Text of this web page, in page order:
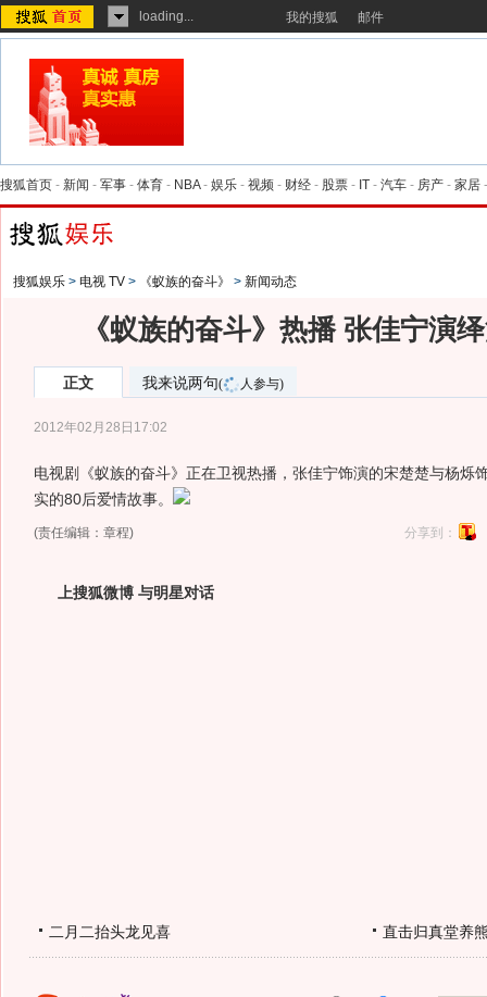
loading... 我的搜狐 邮件
搜狐首页 - 新闻 - 军事 - 体育 - NBA- 娱乐 - 视频 - 财经 - 股票 - IT - 汽车 - 房产 - 家居
搜狐娱乐 > 电视 TV > 《蚁族的奋斗》 > 新闻动态
《蚁族的奋斗》热播 张佳宁演
正文 我来说两句( 人参与)
2012年02月28日17:02
电视剧《蚁族的奋斗》正在卫视热播，张佳宁饰演的宋楚楚与杨烁
实的80后爱情故事。
(责任编辑：章程) 分享到：
上搜狐微博 与明星对话
二月二抬头龙见喜 直击归真堂养